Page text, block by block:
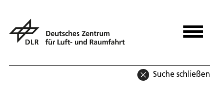
Suche schließen